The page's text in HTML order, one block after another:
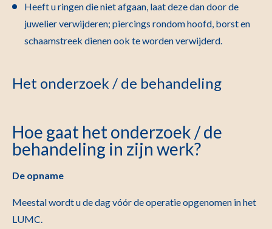
Heeft u ringen die niet afgaan, laat deze dan door de
juwelier verwijderen; piercings rondom hoofd, borst en
schaamstreek dienen ook te worden verwijderd.
Het onderzoek / de behandeling
Hoe gaat het onderzoek / de
behandeling in zijn werk?
De opname
Meestal wordt u de dag vóór de operatie opgenomen in het
LUMC.